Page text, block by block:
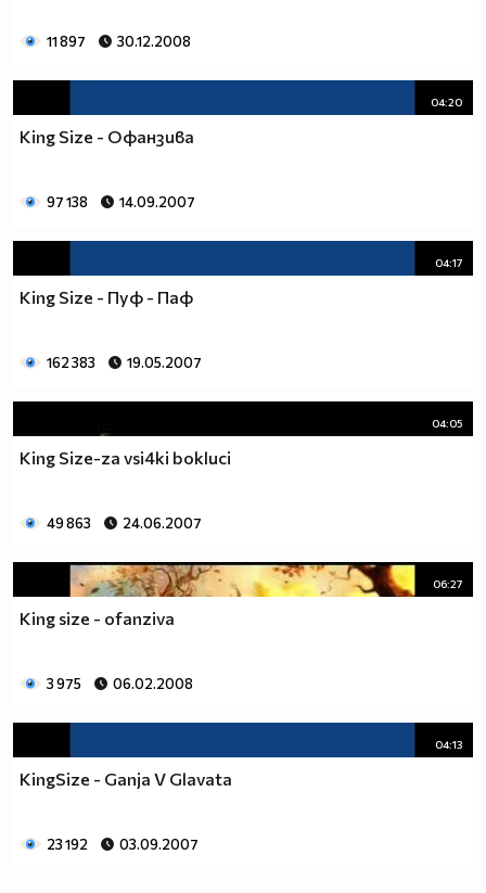
11 897 30.12.2008
04:20
King Size - Офанзива
97 138 14.09.2007
04:17
King Size - Пуф - Паф
162 383 19.05.2007
04:05
King Size-za vsi4ki bokluci
49 863 24.06.2007
06:27
King size - ofanziva
3 975 06.02.2008
04:13
KingSize - Ganja V Glavata
23 192 03.09.2007